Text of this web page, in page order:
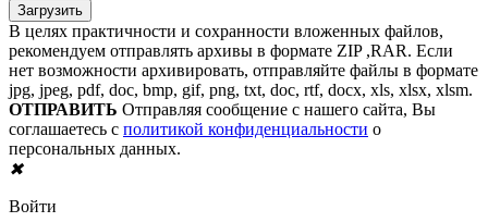
В целях практичности и сохранности вложенных файлов,
рекомендуем отправлять архивы в формате ZIP ,RAR. Если
нет возможности архивировать, отправляйте файлы в формате
jpg, jpeg, pdf, doc, bmp, gif, png, txt, doc, rtf, docx, xls, xlsx, xlsm.
ОТПРАВИТЬ Отправляя сообщение с нашего сайта, Вы
соглашаетесь с политикой конфиденциальности о
персональных данных.
✖
Войти